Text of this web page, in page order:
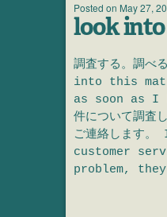
Posted on May 27,
look into
調査する。調
into this
as soon as I
件について調査
ご連絡しま
customer
problem,